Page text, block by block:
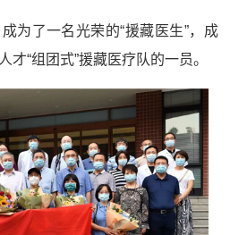
为了一名光荣的“援藏医生”，成
才“组团式”援藏医疗队的一员。